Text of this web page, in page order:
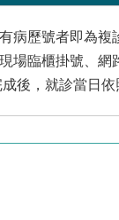
病歷號者即為複
場臨櫃掛號、
後，就診當日依